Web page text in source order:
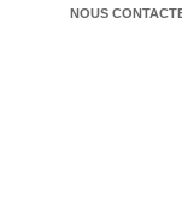
NOUS